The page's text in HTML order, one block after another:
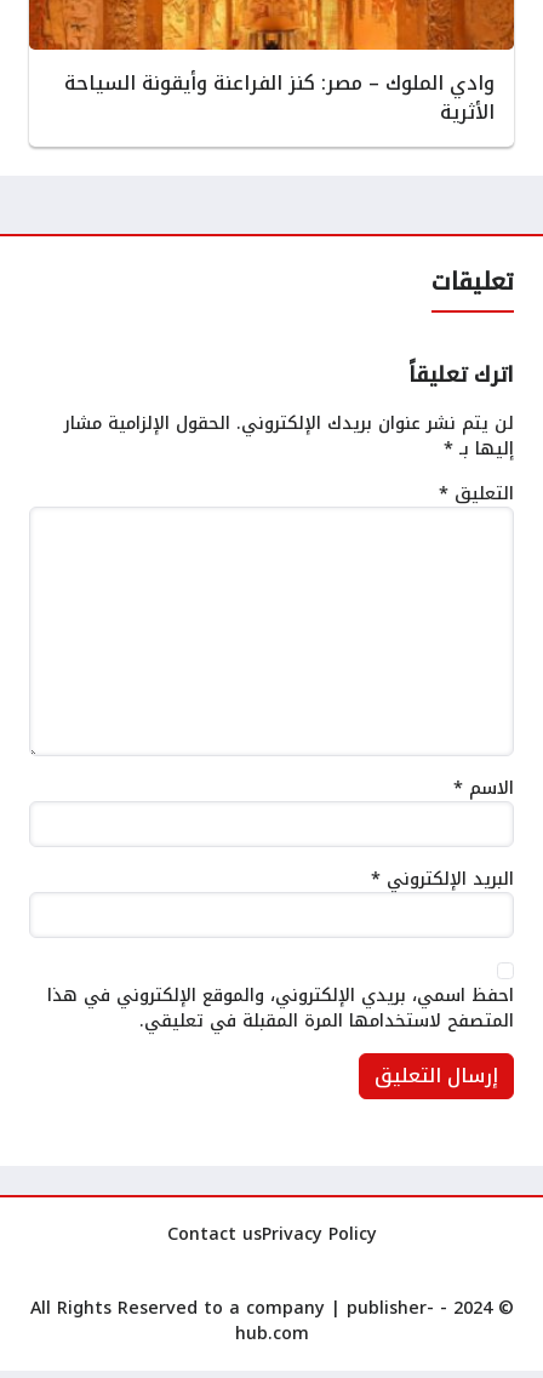
وادي الملوك – مصر: كنز الفراعنة وأيقونة السياحة
الأثرية
تعليقات
اترك تعليقاً
لن يتم نشر عنوان بريدك الإلكتروني. الحقول الإلزامية مشار
إليها بـ*
التعليق *
الاسم *
البريد الإلكتروني *
احفظ اسمي، بريدي الإلكتروني، والموقع الإلكتروني في هذا
المتصفح لاستخدامها المرة المقبلة في تعليقي.
Privacy Policy
Contact us
© 2024 - All Rights Reserved to a company |
publisher-
hub.com